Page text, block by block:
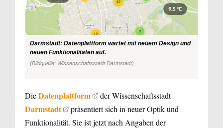
Darmstadt: Datenplattform wartet mit neuem Design und
neuen Funktionalitäten auf.
(Bildquelle: Wissenschaftsstadt Darmstadt)
DieDatenplattform der Wissenschaftsstadt
Darmstadt
präsentiert sich in neuer Optik und
Funktionalität. Sie ist jetzt nach Angaben der